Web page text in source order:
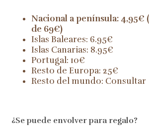
Nacional a península: 4,95€
de 69€)
Islas Baleares: 6.95€
Islas Canarias: 8.95€
Portugal: 10€
Resto de Europa: 25€
Resto del mundo: Consultar
¿Se puede envolver para regalo?